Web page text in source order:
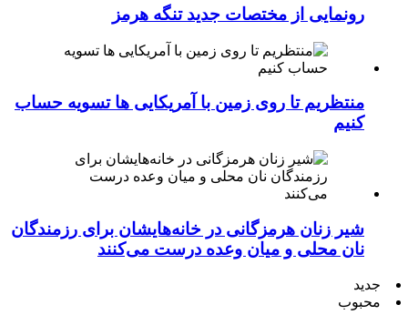
رونمایی از مختصات جدید تنگه هرمز
منتظریم تا روی زمین با آمریکایی ها تسویه حساب
کنیم
شیر زنان هرمزگانی در خانه‌هایشان برای رزمندگان
نان محلی و میان وعده درست می‌کنند
جدید
محبوب